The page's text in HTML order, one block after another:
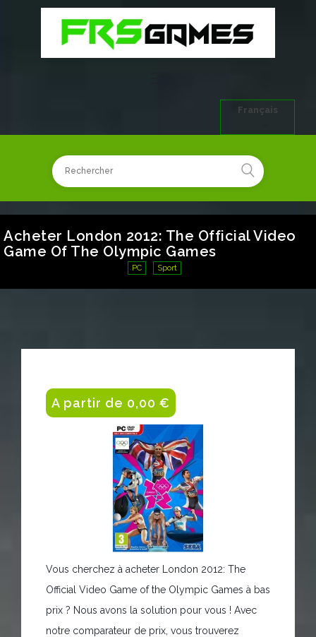
Français
Acheter London 2012: The Official Video
Game Of The Olympic Games
PC Sport
A partir de 0,00 €
Vous cherchez à acheter London 2012: The
Official Video Game of the Olympic Games à bas
prix ? Nous avons la solution pour vous ! Avec
notre comparateur de prix, vous trouverez